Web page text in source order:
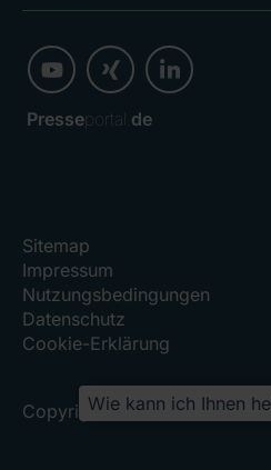
Presseportal. de
Sitemap
Impressum
Nutzungsbedingungen
Datenschutz
Cookie-Erklärung
Copyright 2026, RHÖN-
Wie kann ich Ihnen